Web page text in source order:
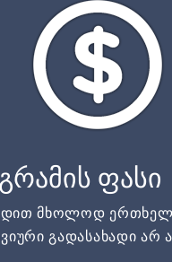
ფასი
მხოლოდ
გადასახადი არ